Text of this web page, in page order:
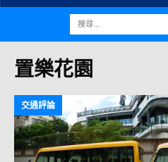
置樂花園
交通評論